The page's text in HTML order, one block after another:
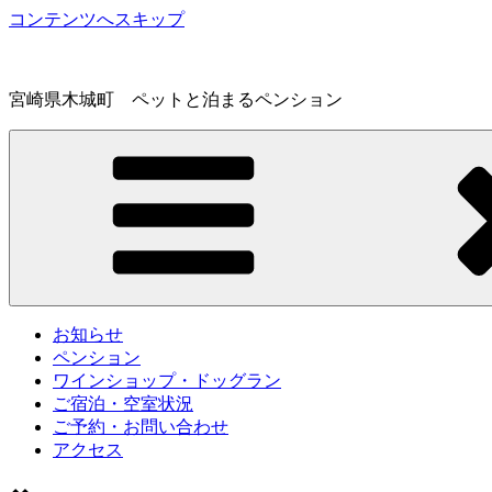
コンテンツへスキップ
宮崎県木城町 ペットと泊まるペンション
お知らせ
ペンション
ワインショップ・ドッグラン
ご宿泊・空室状況
ご予約・お問い合わせ
アクセス